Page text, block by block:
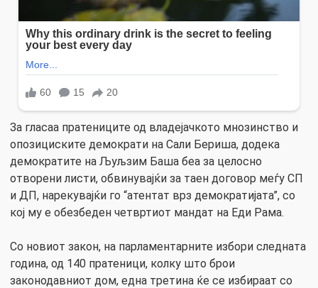
За гласаа пратениците од владејачкото мнозинство и
опозициските демократи на Сали Бериша, додека
демократите на Љуљзим Баша беа за целосно
отворени листи, обвинувајќи за таен договор меѓу СП
и ДП, нарекувајќи го “атентат врз демократијата”, со
кој му е обезбеден четвртиот мандат на Еди Рама.
Со новиот закон, на парламентарните избори следната
година, од 140 пратеници, колку што брои
законодавниот дом, една третина ќе се избираат со